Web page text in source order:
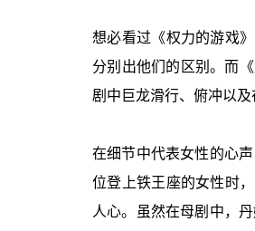
想必看过《权力的游戏
分别出他们的区别。而
剧中巨龙滑行、俯冲以
在细节中代表女性的心
位登上铁王座的女性时
人心。虽然在母剧中，